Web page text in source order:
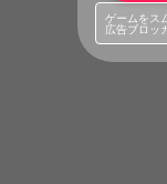
ゲームをス
広告ブロッ